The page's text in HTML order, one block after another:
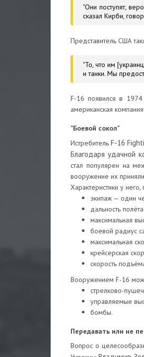
"Они поступят,
сказал Кирби,
Представитель США
"То, что им
и танки. Мы
F-16 появился в
американская
"Боевой сокол"
Истребитель F-16
Благодаря удачной
стал популярен на
вооружение их
Характеристики у
экипаж — один
дальность
максимальная
боевой радиус
максимальная
крейсерская
скорость
Вооружением F-16
стрелково-
управляемые
бомбы.
Передавать или не
Вопрос о